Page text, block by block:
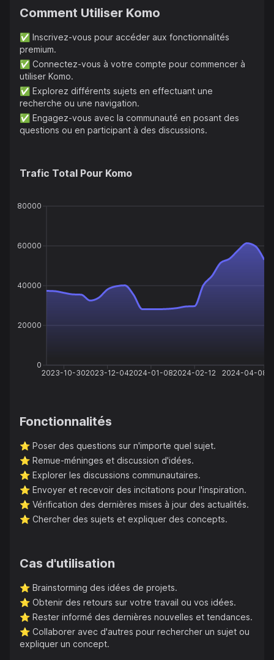
Comment Utiliser Komo
✅ Inscrivez-vous pour accéder aux fonctionnalités
premium.
✅ Connectez-vous à votre compte pour commencer à
utiliser Komo.
✅ Explorez différents sujets en effectuant une
recherche ou une navigation.
✅ Engagez-vous avec la communauté en posant des
questions ou en participant à des discussions.
Trafic Total Pour Komo
2023-10-302023-12-042024-01-082024-02-12 2024-04-08
0
20000
40000
60000
80000
Fonctionnalités
⭐️ Poser des questions sur n'importe quel sujet.
⭐️ Remue-méninges et discussion d'idées.
⭐️ Explorer les discussions communautaires.
⭐️ Envoyer et recevoir des incitations pour l'inspiration.
⭐️ Vérification des dernières mises à jour des actualités.
⭐️ Chercher des sujets et expliquer des concepts.
Cas d'utilisation
⭐️ Brainstorming des idées de projets.
⭐️ Obtenir des retours sur votre travail ou vos idées.
⭐️ Rester informé des dernières nouvelles et tendances.
⭐️ Collaborer avec d'autres pour rechercher un sujet ou
expliquer un concept.